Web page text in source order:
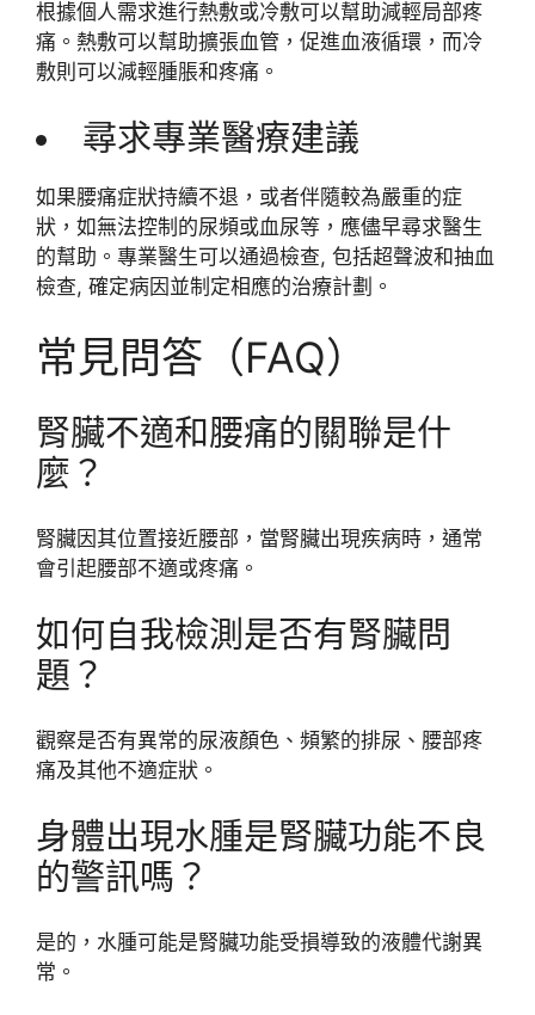
根據個人需求進行熱敷或冷敷可以幫助減輕局部疼
痛。熱敷可以幫助擴張血管，促進血液循環，而冷
敷則可以減輕腫脹和疼痛。
尋求專業醫療建議
如果腰痛症狀持續不退，或者伴隨較為嚴重的症
狀，如無法控制的尿頻或血尿等，應儘早尋求醫生
的幫助。專業醫生可以通過檢查, 包括超聲波和抽血
檢查, 確定病因並制定相應的治療計劃。
常見問答（FAQ）
腎臟不適和腰痛的關聯是什
麼？
腎臟因其位置接近腰部，當腎臟出現疾病時，通常
會引起腰部不適或疼痛。
如何自我檢測是否有腎臟問
題？
觀察是否有異常的尿液顏色、頻繁的排尿、腰部疼
痛及其他不適症狀。
身體出現水腫是腎臟功能不良
的警訊嗎？
是的，水腫可能是腎臟功能受損導致的液體代謝異
常。